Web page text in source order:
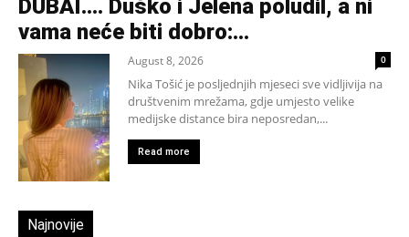
DUBAI…. Duško i Jelena poludil, a ni
vama neće biti dobro:...
August 8, 2026 0
Nika Tošić je posljednjih mjeseci sve vidljivija na
društvenim mrežama, gdje umjesto velike
medijske distance bira neposredan,...
Read more
Najnovije